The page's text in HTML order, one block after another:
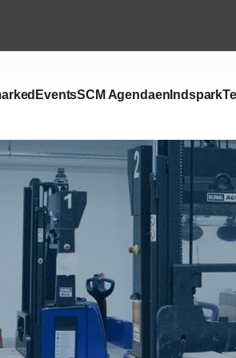
EventsSCM Agendaen Indspark